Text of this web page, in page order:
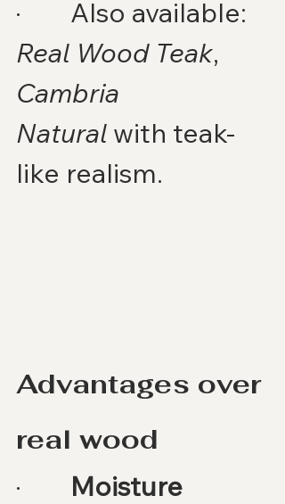
·        Also available:
Real Wood Teak,
Cambria
Natural with teak-
like realism.
Advantages over
real wood
· Moisture